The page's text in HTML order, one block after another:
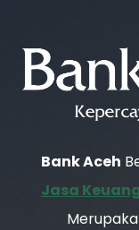
Bank Aceh
Jasa